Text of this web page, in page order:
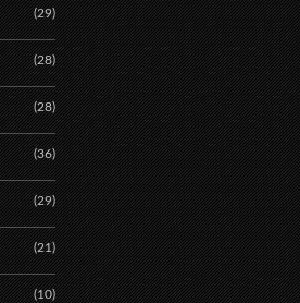
(29)
(28)
(28)
(36)
(29)
(21)
(10)